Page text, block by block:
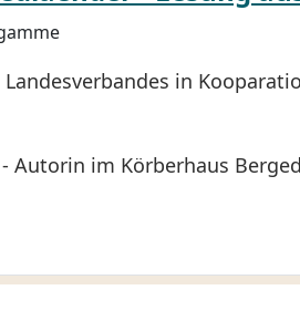
in
Autorin im Körberhaus